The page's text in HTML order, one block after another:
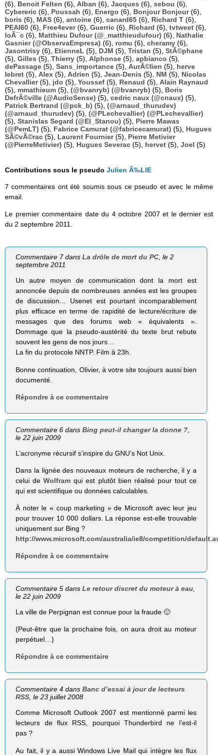
(6), Benoit Felten (6), Alban (6), Jacques (6), sebou (6),
Cybereric (6), Poussah (6), Energo (6), Bonjour Bonjour(6),
boris (6), MAS (6), antoine (6), canard65 (6), Richard T (6),
PEAI60 (6), Free4ever(6), Guerric (6), Richard (6), tvtweet (6),
loÃ¯c (6), Matthieu Dufour (@_matthieudufour) (6), Nathalie
Gasnier (@ObservaEmpresa) (6), romu (6), cheramy (6),
Jasontrisy (6), EtienneL (5), DJM (5), Tristan (5), StÃ©phane
(5), Gilles (5), Thierry (5), Alphonse (5), apbianco (5),
dePassage (5), Sans_importance (5), AurÃ©lien (5), herve
lebret (5), Alex (5), Adrien (5), Jean-Denis (5), NM (5), Nicolas
Chevallier(5), jdo (5), Youssef (5), Renaud (5), Alain Raynaud
(5), mmathieum (5), (@bvanryb) (@bvanryb) (5), Boris
DefrÃ©ville (@AudioSense) (5), cedric naux (@cnaux) (5),
Patrick Bertrand (@pck_b) (5), (@arnaud_thurudev)
(@arnaud_thurudev) (5), (@PLechevallier) (@PLechevallier)
(5), Stanislas Segard (@El_Stanou) (5), Pierre Mawas
(@PemLT) (5), Fabrice Camurat (@fabricecamurat) (5), Hugues
SÃ©vÃ©rac (5), Laurent Fournier(5), Pierre Metivier
(@PierreMetivier) (5), Hugues Severac (5), hervet (5), Joel (5)
Contributions sous le pseudo Julien Ã‰LIE
7 commentaires ont été soumis sous ce pseudo et avec le même
email.
Le premier commentaire date du 4 octobre 2007 et le dernier est
du 2 septembre 2011.
Commentaire 7 dansLa drôle de mort du PC, le 2
septembre 2011
Un autre moyen de communication dont la mort est
annoncée depuis de nombreuses années est les groupes
de discussion… Usenet est pourtant incomparablement
plus efficace en terme de rapidité de lecture/écriture de
messages que des forums web « équivalents ».
Dommage que la pseudo-austérité du texte brut rebute
souvent les gens de nos jours…
La fin du protocole NNTP. Film à 23h.
Bonne continuation, Olivier, à votre site toujours aussi bien
documenté.
Répondre à ce commentaire
Commentaire 6 dansBing peut-il changer la donne ?
le 22 juin 2009
L’acronyme récursif s’inspire du GNU’s Not Unix.
Dans la lignée des nouveaux moteurs de recherche, il y a
celui deWolfram qui est plutôt bien réalisé pour tout ce
qui est scientifique ou données calculables.
À noter le « coup marketing » de Microsoft avec leur jeu
pour trouver 10 000 dollars. La réponse est-elle trouvable
uniquement sur Bing ?
http://www.microsoft.com/australia/ie8/competition/
Répondre à ce commentaire
Commentaire 5 dansLe retour discret du moteur à eau
le 22 juin 2009
La ville de Perpignan est connue pour la fraude 🙂
(Peut-être que la prochaine fois, on aura droit au moteur
perpétuel…)
Répondre à ce commentaire
Commentaire 4 dansBanc d’essai à jour de lecteurs
RSS, le 23 juillet 2008
Comme Microsoft Outlook 2007 est mentionné parmi les
lecteurs de flux RSS, pourquoi Thunderbird ne l’est-il
pas ?
Au fait, il y a aussi Windows Live Mail qui intègre les flux